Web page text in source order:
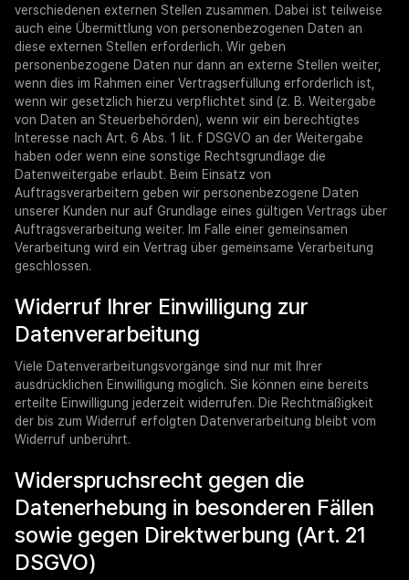
verschiedenen externen Stellen zusammen. Dabei ist teilweise
auch eine Übermittlung von personenbezogenen Daten an
diese externen Stellen erforderlich. Wir geben
personenbezogene Daten nur dann an externe Stellen weiter,
wenn dies im Rahmen einer Vertragserfüllung erforderlich ist,
wenn wir gesetzlich hierzu verpflichtet sind (z. B. Weitergabe
von Daten an Steuerbehörden), wenn wir ein berechtigtes
Interesse nach Art. 6 Abs. 1 lit. f DSGVO an der Weitergabe
haben oder wenn eine sonstige Rechtsgrundlage die
Datenweitergabe erlaubt. Beim Einsatz von
Auftragsverarbeitern geben wir personenbezogene Daten
unserer Kunden nur auf Grundlage eines gültigen Vertrags über
Auftragsverarbeitung weiter. Im Falle einer gemeinsamen
Verarbeitung wird ein Vertrag über gemeinsame Verarbeitung
geschlossen.
Widerruf Ihrer Einwilligung zur
Datenverarbeitung
Viele Datenverarbeitungsvorgänge sind nur mit Ihrer
ausdrücklichen Einwilligung möglich. Sie können eine bereits
erteilte Einwilligung jederzeit widerrufen. Die Rechtmäßigkeit
der bis zum Widerruf erfolgten Datenverarbeitung bleibt vom
Widerruf unberührt.
Widerspruchsrecht gegen die
Datenerhebung in besonderen Fällen
sowie gegen Direktwerbung (Art. 21
DSGVO)